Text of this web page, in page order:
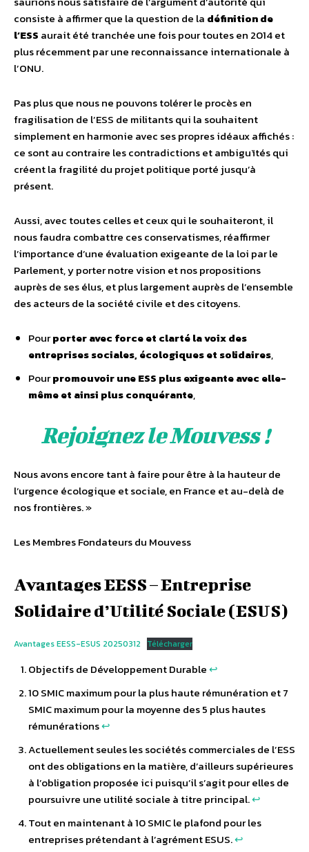
consiste à affirmer que la question de la définition de
l’ESS aurait été tranchée une fois pour toutes en 2014 et
plus récemment par une reconnaissance internationale à
l’ONU.
Pas plus que nous ne pouvons tolérer le procès en
fragilisation de l’ESS de militants qui la souhaitent
simplement en harmonie avec ses propres idéaux affichés :
ce sont au contraire les contradictions et ambiguïtés qui
créent la fragilité du projet politique porté jusqu’à
présent.
Aussi, avec toutes celles et ceux qui le souhaiteront, il
nous faudra combattre ces conservatismes, réaffirmer
l’importance d’une évaluation exigeante de la loi par le
Parlement, y porter notre vision et nos propositions
auprès de ses élus, et plus largement auprès de l’ensemble
des acteurs de la société civile et des citoyens.
Pourporter avec force et clarté la voix des
entreprises sociales, écologiques et solidaires,
Pourpromouvoir une ESS plus exigeante avec elle-
même et ainsi plus conquérante,
Rejoignez le Mouvess !
Nous avons encore tant à faire pour être à la hauteur de
l’urgence écologique et sociale, en France et au-delà de
nos frontières. »
Les Membres Fondateurs du Mouvess
Avantages EESS – Entreprise
Solidaire d’Utilité Sociale (ESUS)
Avantages EESS-ESUS 20250312 Télécharger
Objectifs de Développement Durable↩︎
10 SMIC maximum pour la plus haute rémunération et 7
SMIC maximum pour la moyenne des 5 plus hautes
rémunérations↩︎
Actuellement seules les sociétés commerciales de l’ESS
ont des obligations en la matière, d’ailleurs supérieures
à l’obligation proposée ici puisqu’il s’agit pour elles de
poursuivre une utilité sociale à titre principal.↩︎
Tout en maintenant à 10 SMIC le plafond pour les
entreprises prétendant à l’agrément ESUS.↩︎